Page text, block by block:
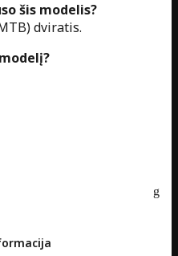
šis modelis?
dviratis.